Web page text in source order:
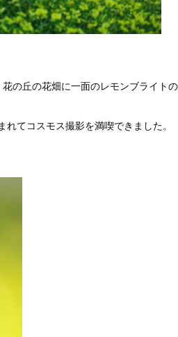
の丘の花畑に一面のレモンブライト
てコスモス撮影を満喫できました。